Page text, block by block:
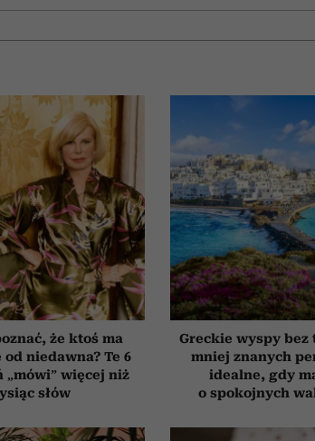
że ktoś ma
niedawna? Te 6
„mówi” więcej niż
słów
Greckie wyspy bez
mniej znanych
idealne, gdy
o spokojnych